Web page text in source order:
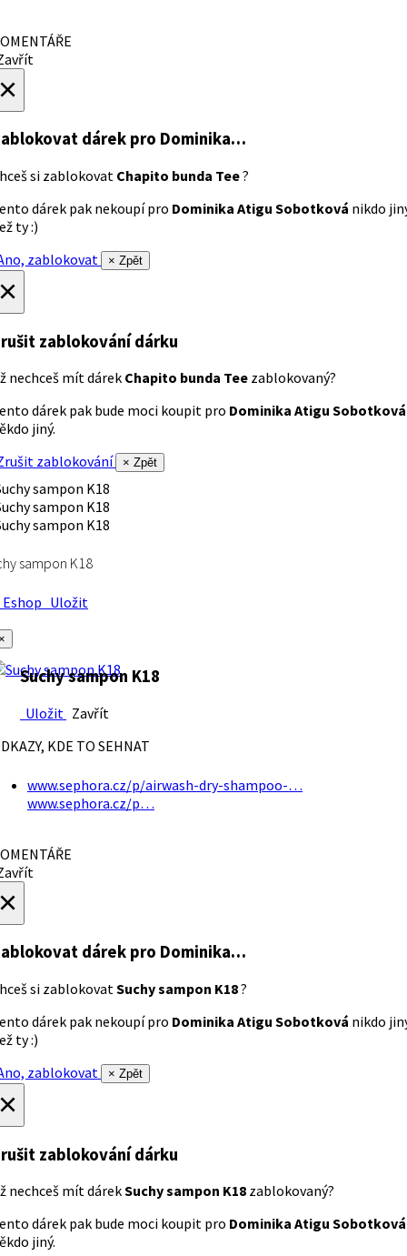
dárek pro Dominika…
si zablokovat Chapito bunda Tee?
dárek pak nekoupí pro Dominika Atigu Sobotková nikdo
ty :)
zablokovat
× Zpět
zablokování dárku
nechceš mít dárek Chapito bunda Tee zablokovaný?
dárek pak bude moci koupit pro Dominika Atigu Sobotková
jiný.
zablokování
× Zpět
sampon K18
Uložit
Suchy sampon K18
Uložit Zavřít
KDE TO SEHNAT
www.sephora.cz/p/airwash-dry-shampoo-…
www.sephora.cz/p…
dárek pro Dominika…
si zablokovatSuchy sampon K18?
dárek pak nekoupí pro Dominika Atigu Sobotková nikdo
ty :)
zablokovat
× Zpět
zablokování dárku
nechceš mít dárekSuchy sampon K18 zablokovaný?
dárek pak bude moci koupit pro Dominika Atigu Sobotková
jiný.